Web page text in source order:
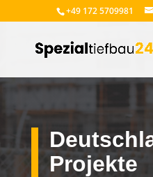
+49 172 5709981
Projekte